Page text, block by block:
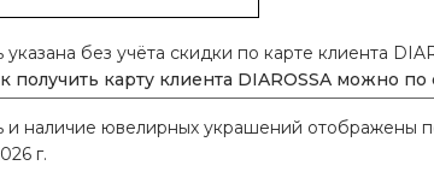
указана без учёта скидки по карте клиента
получить карту клиента DIAROSSA можно по
и наличие ювелирных украшений отображены
г.